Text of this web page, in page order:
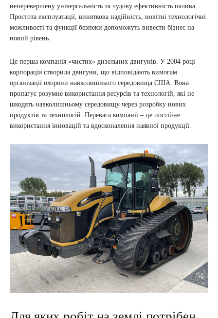
неперевершену універсальність та чудову ефективність палива.
Простота експлуатації, виняткова надійність, новітні технологічні
можливості та функції безпеки допоможуть вивести бізнес на
новий рівень.
Це перша компанія «чистих» дизельних двигунів. У 2004 році
корпорація створила двигуни, що відповідають вимогам
організації охорони навколишнього середовища США. Вона
пропагує розумне використання ресурсів та технологій, які не
шкодять навколишньому середовищу через розробку нових
продуктів та технологій. Перевага компанії – це постійне
використання інновацій та вдосконалення наявної продукції.